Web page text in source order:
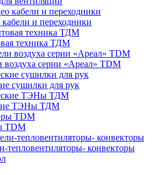
и переходники
техника ТДМ
воздуха серии «Ареал» TDM
сушилки для рук
ТЭНы ТДМ
TDM
тепловентиляторы- конвекторы